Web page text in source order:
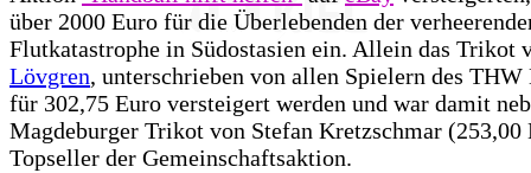
über 2000 Euro für die Überlebenden der
Flutkatastrophe in Südostasien ein. Allein das Trikot
Lövgren, unterschrieben von allen Spielern des
für 302,75 Euro versteigert werden und war damit
Magdeburger Trikot von Stefan Kretzschmar (253,00
Topseller der Gemeinschaftsaktion.